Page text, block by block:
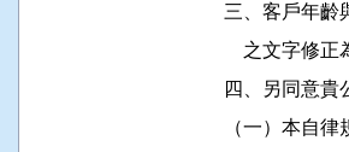
三、客戶
之文
四、另同意
（一）本